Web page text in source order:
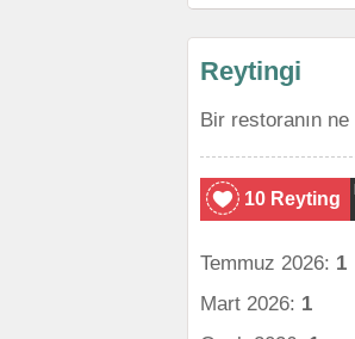
Reytingi
Bir restoranın
10 Reyting
Temmuz 2026: 1
Mart 2026: 1